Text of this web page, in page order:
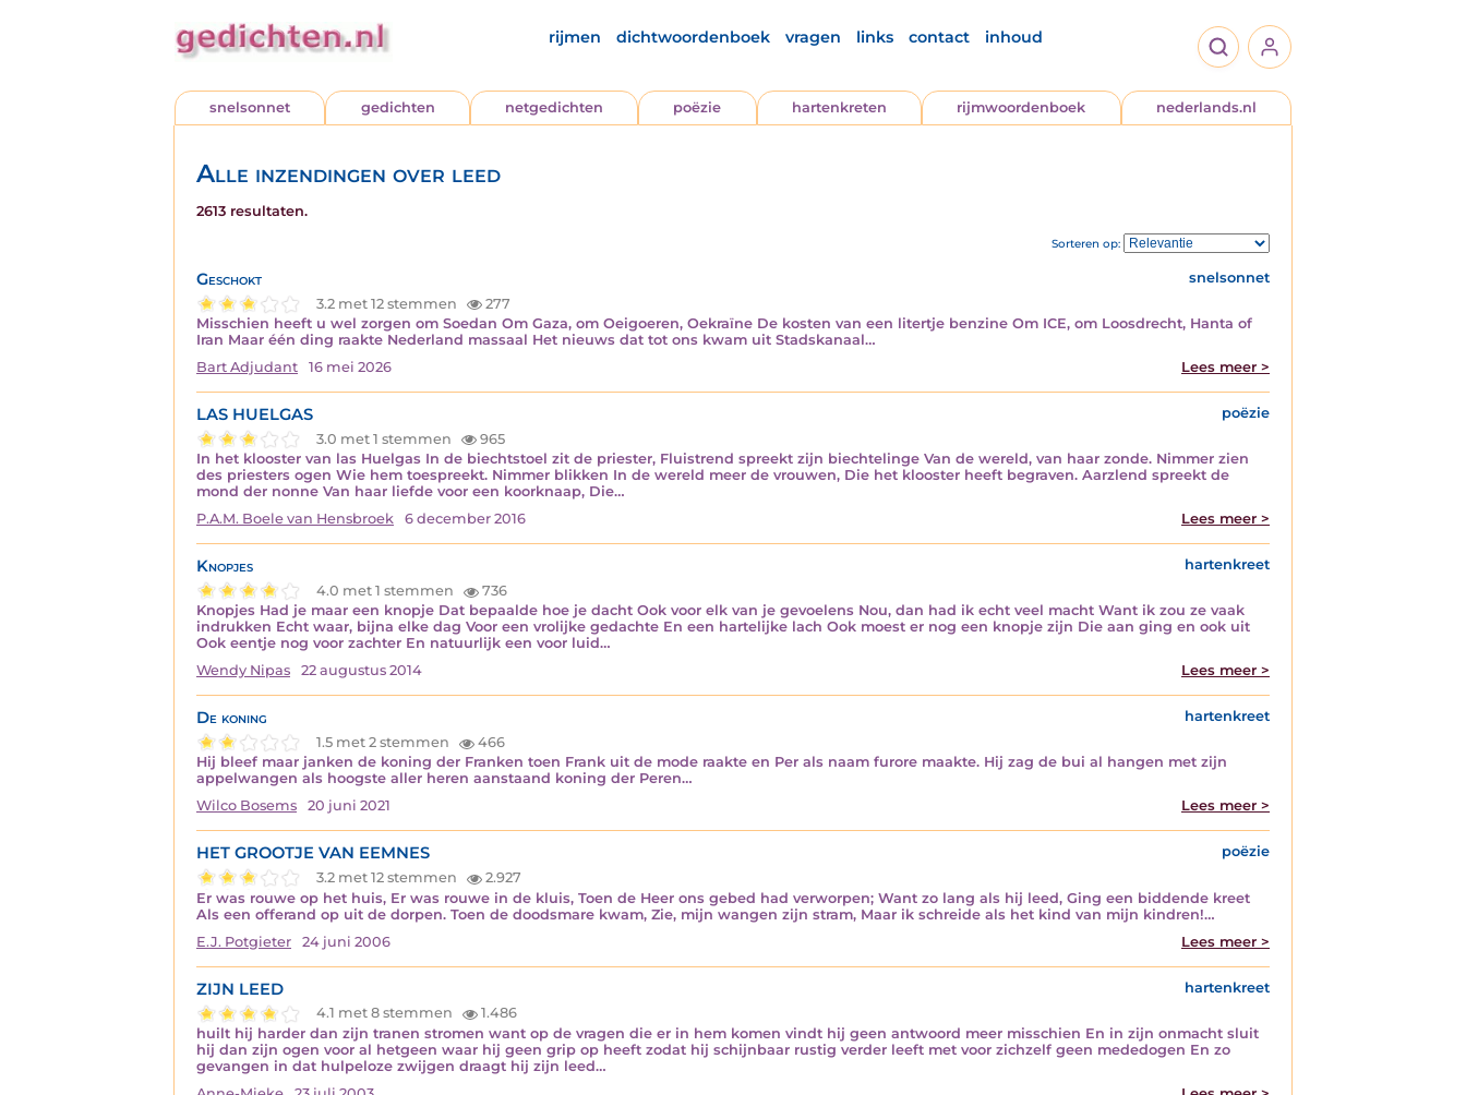
rijmen dichtwoordenboek vragen links contact inhoud
snelsonnet gedichten netgedichten poëzie hartenkreten rijmwoordenboek nederlands.nl
Alle inzendingen over leed
2613 resultaten.
Sorteren op:
Geschokt
snelsonnet
3.2 met 12 stemmen
277
Misschien heeft u wel zorgen om Soedan Om Gaza, om Oeigoeren, Oekraïne De kosten van een litertje benzine Om ICE, om Loosdrecht, Hanta of
Iran Maar één ding raakte Nederland massaal Het nieuws dat tot ons kwam uit Stadskanaal…
Bart Adjudant
16 mei 2026 Lees meer >
LAS HUELGAS
poëzie
3.0 met 1 stemmen
965
In het klooster van las Huelgas In de biechtstoel zit de priester, Fluistrend spreekt zijn biechtelinge Van de wereld, van haar zonde. Nimmer zien
des priesters ogen Wie hem toespreekt. Nimmer blikken In de wereld meer de vrouwen, Die het klooster heeft begraven. Aarzlend spreekt de
mond der nonne Van haar liefde voor een koorknaap, Die…
P.A.M. Boele van Hensbroek
6 december 2016 Lees meer >
Knopjes
hartenkreet
4.0 met 1 stemmen
736
Knopjes Had je maar een knopje Dat bepaalde hoe je dacht Ook voor elk van je gevoelens Nou, dan had ik echt veel macht Want ik zou ze vaak
indrukken Echt waar, bijna elke dag Voor een vrolijke gedachte En een hartelijke lach Ook moest er nog een knopje zijn Die aan ging en ook uit
Ook eentje nog voor zachter En natuurlijk een voor luid…
Wendy Nipas
22 augustus 2014 Lees meer >
De koning
hartenkreet
1.5 met 2 stemmen
466
Hij bleef maar janken de koning der Franken toen Frank uit de mode raakte en Per als naam furore maakte. Hij zag de bui al hangen met zijn
appelwangen als hoogste aller heren aanstaand koning der Peren…
Wilco Bosems
20 juni 2021 Lees meer >
HET GROOTJE VAN EEMNES
poëzie
3.2 met 12 stemmen
2.927
Er was rouwe op het huis, Er was rouwe in de kluis, Toen de Heer ons gebed had verworpen; Want zo lang als hij leed, Ging een biddende kreet
Als een offerand op uit de dorpen. Toen de doodsmare kwam, Zie, mijn wangen zijn stram, Maar ik schreide als het kind van mijn kindren!…
E.J. Potgieter
24 juni 2006 Lees meer >
ZIJN LEED
hartenkreet
4.1 met 8 stemmen
1.486
huilt hij harder dan zijn tranen stromen want op de vragen die er in hem komen vindt hij geen antwoord meer misschien En in zijn onmacht sluit
hij dan zijn ogen voor al hetgeen waar hij geen grip op heeft zodat hij schijnbaar rustig verder leeft met voor zichzelf geen mededogen En zo
gevangen in dat hulpeloze zwijgen draagt hij zijn leed…